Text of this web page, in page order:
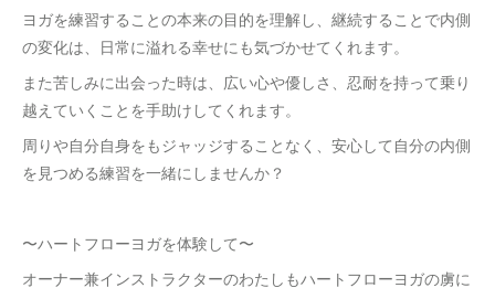
ヨガを練習することの本来の目的を理解し、継続することで内側
の変化は、日常に溢れる幸せにも気づかせてくれます。
また苦しみに出会った時は、広い心や優しさ、忍耐を持って乗り
越えていくことを手助けしてくれます。
周りや自分自身をもジャッジすることなく、安心して自分の内側
を見つめる練習を一緒にしませんか？
〜ハートフローヨガを体験して〜
オーナー兼インストラクターのわたしもハートフローヨガの虜に